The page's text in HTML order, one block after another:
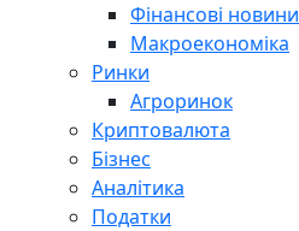
Фінансові новини
Макроекономіка
Ринки
Агроринок
Криптовалюта
Бізнес
Аналітика
Податки